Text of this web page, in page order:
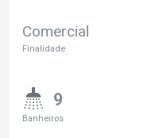
Comercial
Finalidade
9
Banheiros